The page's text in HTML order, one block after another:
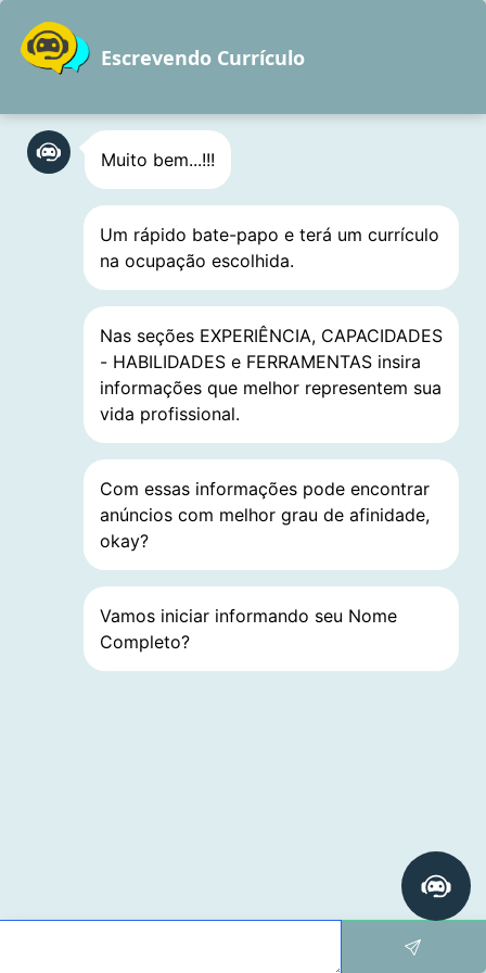
Pular
para
conteúdo
Biologia
Técnico, Assitente de
Pesquisa e Analista
Escrevendo Currículo
Muito bem...!!!
Um rápido bate-papo e terá um currículo
na ocupação escolhida.
Nas seções EXPERIÊNCIA, CAPACIDADES
- HABILIDADES e FERRAMENTAS insira
informações que melhor representem sua
vida profissional.
Com essas informações pode encontrar
anúncios com melhor grau de afinidade,
okay?
Vamos iniciar informando seu Nome
Completo?